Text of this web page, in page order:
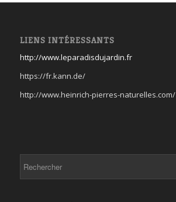
LIENS INTÉRESSANTS
http://www.leparadisdujardin.fr
https://fr.kann.de/
http://www.heinrich-pierres-naturelles.com/